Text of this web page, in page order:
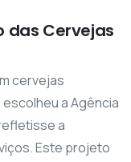
das Cervejas
cervejas
a Agência
a
Este projeto